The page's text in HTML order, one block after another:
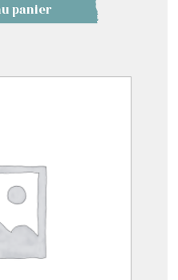
panier